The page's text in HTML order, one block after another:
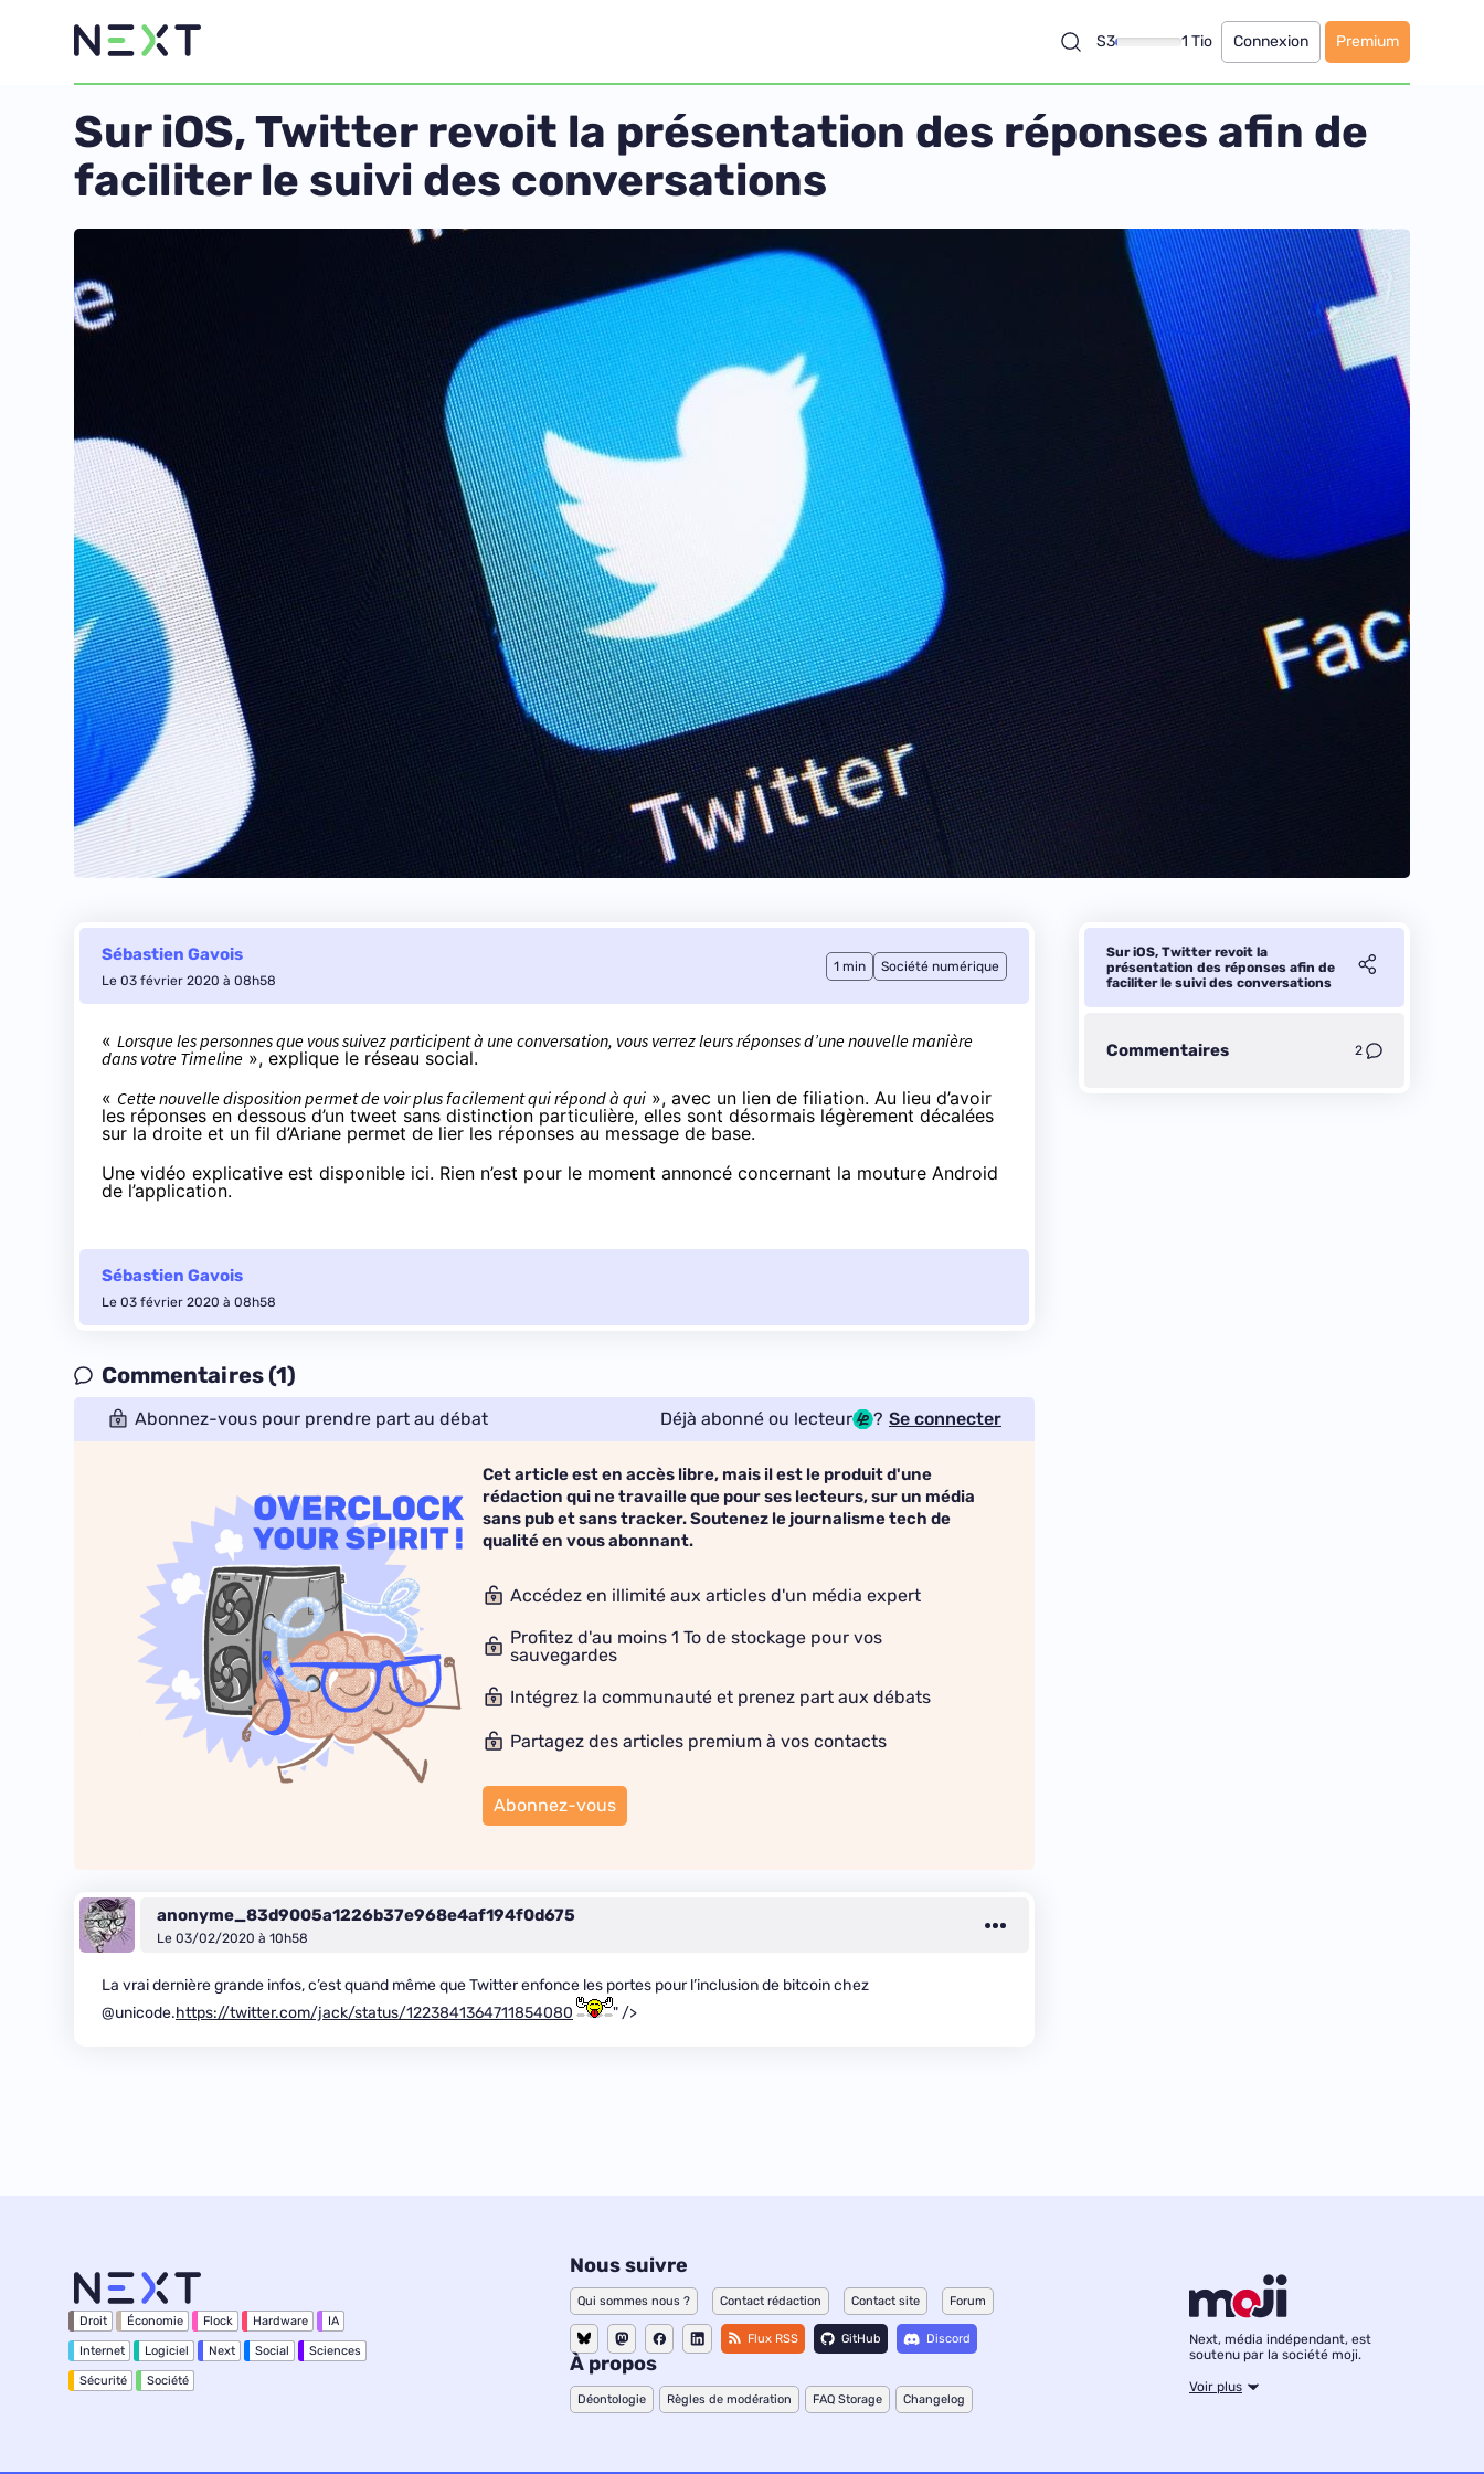
S3 1 Tio Connexion Premium
Sur iOS, Twitter revoit la présentation des réponses afin de
faciliter le suivi des conversations
Sébastien Gavois
Le 03 février 2020 à 08h58
1 min Société numérique
« Lorsque les personnes que vous suivez participent à une conversation, vous verrez leurs réponses d’une nouvelle manière
dans votre Timeline », explique le réseau social.
« Cette nouvelle disposition permet de voir plus facilement qui répond à qui », avec un lien de filiation. Au lieu d’avoir
les réponses en dessous d’un tweet sans distinction particulière, elles sont désormais légèrement décalées
sur la droite et un fil d’Ariane permet de lier les réponses au message de base.
Une vidéo explicative est disponible ici. Rien n’est pour le moment annoncé concernant la mouture Android
de l’application.
Sébastien Gavois
Le 03 février 2020 à 08h58
Commentaires (1)
Abonnez-vous pour prendre part au débat Déjà abonné ou lecteur ? Se connecter
Cet article est en accès libre, mais il est le produit d'une
rédaction qui ne travaille que pour ses lecteurs, sur un média
sans pub et sans tracker. Soutenez le journalisme tech de
qualité en vous abonnant.
Accédez en illimité aux articles d'un média expert
Profitez d'au moins 1 To de stockage pour vos
sauvegardes
Intégrez la communauté et prenez part aux débats
Partagez des articles premium à vos contacts
Abonnez-vous
anonyme_83d9005a1226b37e968e4af194f0d675
Le 03/02/2020 à 10h58
La vrai dernière grande infos, c’est quand même que Twitter enfonce les portes pour l’inclusion de bitcoin chez
@unicode.https://twitter.com/jack/status/1223841364711854080 " />
Sur iOS, Twitter revoit la
présentation des réponses afin de
faciliter le suivi des conversations
Commentaires 2
Droit Économie Flock Hardware IA
Internet Logiciel Next Social Sciences
Sécurité Société
Nous suivre
Qui sommes nous ? Contact rédaction Contact site Forum
Flux RSS GitHub Discord
À propos
Déontologie Règles de modération FAQ Storage Changelog
Next, média indépendant, est
soutenu par la société moji.
Voir plus